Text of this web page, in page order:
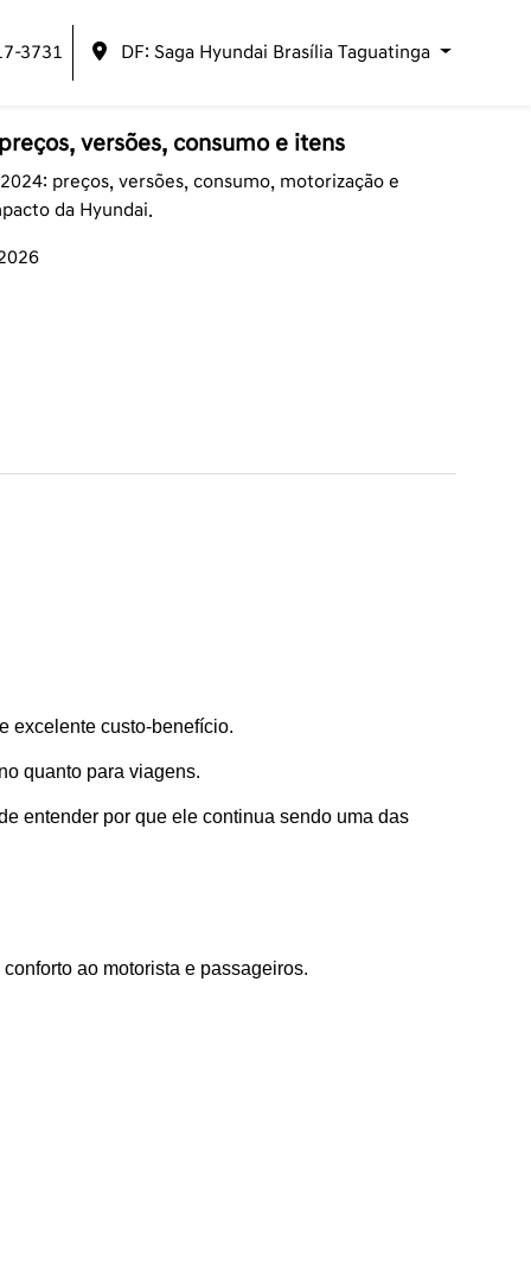
3731 DF: Saga Hyundai Brasília Taguatinga
versões, consumo e itens
preços, versões, consumo, motorização e
da Hyundai.
excelente custo-benefício.
quanto para viagens.
entender por que ele continua sendo uma das
ao motorista e passageiros.